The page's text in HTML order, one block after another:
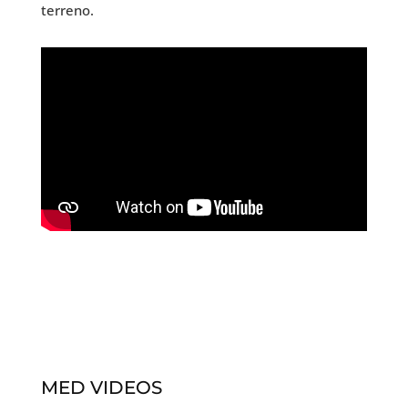
terreno.
MED VIDEOS